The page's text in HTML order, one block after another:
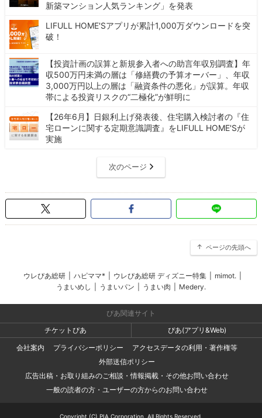
新築マンション人気ランキング」を発表
LIFULL HOME'Sアプリが累計1,000万ダウンロードを突
破！
【投資計画の誤算と新規参入者への助言年収別調査】年
収500万円未満の層は「修繕費の予算オーバー」、年収
3,000万円以上の層は「融資条件の悪化」が誤算。年収
帯による投資リスクの“二極化”が鮮明に
【26年6月】日銀利上げ発表後、住宅購入検討者の『住
宅ローンに関する定期意識調査』をLIFULL HOME'Sが
実施
次のページ
ページの先頭へ
ウレぴあ総研 ハピママ* ウレぴあ総研 ディズニー特集 mimot.
うまいめし
うまいパン うまい肉 Medery.
ぴあ関連サイト
チケットぴあ
ぴあ(アプリ&Web)
会社案内
プライバシーポリシー
アクセスデータの利用・著作権等
外部送信ポリシー
広告出稿・お取り組みのご相談・情報掲載・その他お問い合わせ
一般の読者の方・ユーザーの方からのお問い合わせ
Copyright (C) PIA Corporation. All Rights Reserved.